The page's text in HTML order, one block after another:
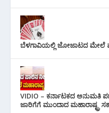
ಬೆಳಗಾವಿಯಲ್ಲಿ ಜೋಜಾಟದ ಮೇಲೆ
VIDIO – ಕರ್ನಾಟಕದ ಅನುಮತಿ
ಜಾರಿಗೆಗೆ ಮುಂದಾದ ಮಹಾರಾಷ್ಟ್ರ